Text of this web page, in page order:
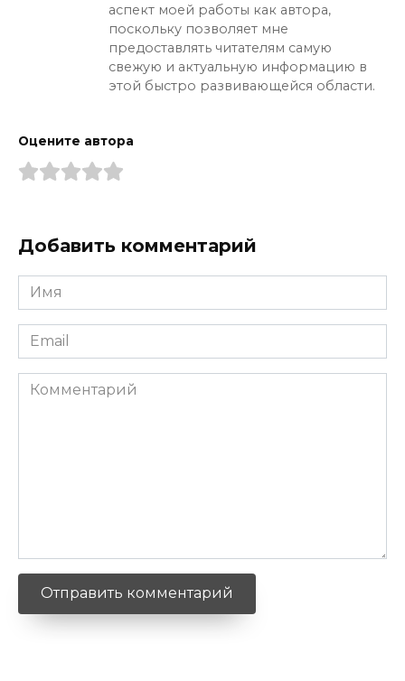
аспект моей работы как автора,
поскольку позволяет мне
предоставлять читателям самую
свежую и актуальную информацию в
этой быстро развивающейся области.
Оцените автора
Добавить комментарий
Имя
*
Email
*
Комментарий